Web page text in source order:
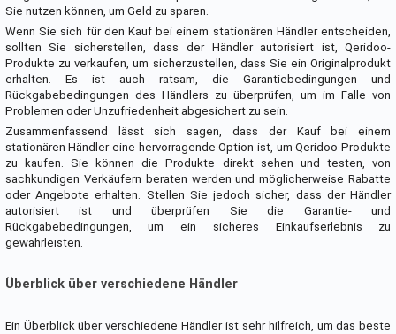
Sie nutzen können, um Geld zu sparen.
Wenn Sie sich für den Kauf bei einem stationären Händler entscheiden,
sollten Sie sicherstellen, dass der Händler autorisiert ist, Qeridoo-
Produkte zu verkaufen, um sicherzustellen, dass Sie ein Originalprodukt
erhalten. Es ist auch ratsam, die Garantiebedingungen und
Rückgabebedingungen des Händlers zu überprüfen, um im Falle von
Problemen oder Unzufriedenheit abgesichert zu sein.
Zusammenfassend lässt sich sagen, dass der Kauf bei einem
stationären Händler eine hervorragende Option ist, um Qeridoo-Produkte
zu kaufen. Sie können die Produkte direkt sehen und testen, von
sachkundigen Verkäufern beraten werden und möglicherweise Rabatte
oder Angebote erhalten. Stellen Sie jedoch sicher, dass der Händler
autorisiert ist und überprüfen Sie die Garantie- und
Rückgabebedingungen, um ein sicheres Einkaufserlebnis zu
gewährleisten.
Überblick über verschiedene Händler
Ein Überblick über verschiedene Händler ist sehr hilfreich, um das beste